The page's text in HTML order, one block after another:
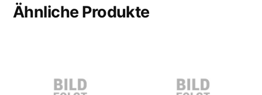
Ähnliche Produkte